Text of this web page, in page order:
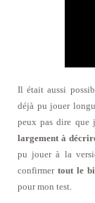
Il était aussi
déjà pu jouer
peux pas dire que
largement à
pu jouer à la
confirmer tout le
pour mon test.